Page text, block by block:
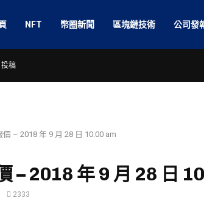
NFT 幣圈新聞 區塊鏈技術 公司發
投稿
– 2018 年 9 月 28 日 10:00 am
– 2018 年 9 月 28 日
2333